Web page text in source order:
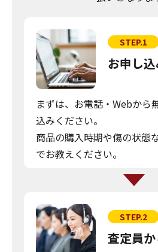
STEP.1
お申し
まずは、お電話・Webから
込みください。
商品の購入時期や傷の状態
でお教えください。
STEP.2
査定員